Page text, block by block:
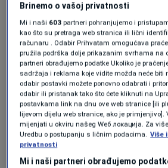
gumi, pola sekunde stekao je
Norrisa.
Piastri je prednost preuzeo
sata treninga sa 0.054
vremenom.
Vodeći u generalnom poretku
Brinemo o vašoj privatnosti
Mi i naši 603 partneri pohranjujemo i
kao što su pretraga web stranica ili lični
računaru . Odabir Prihvatam omogućava
pružila podrška dolje prikazanim svrhama na
partneri obrađujemo podatke Ukoliko je
sadržaja i reklama koje vidite možda neće biti
odabir postavki možete ponovno odabrati i
odabir ili pristanak tako što ćete kliknuti na
postavkama link na dnu ove web stranice [ili
lijevom dijelu web stranice, ako je primjenjivo].
mijenjati u okviru našeg Wеб локација. Za
Uredbu o postupanju s ličnim podacima. Više
privatnosti
Mi i naši partneri obrađujemo